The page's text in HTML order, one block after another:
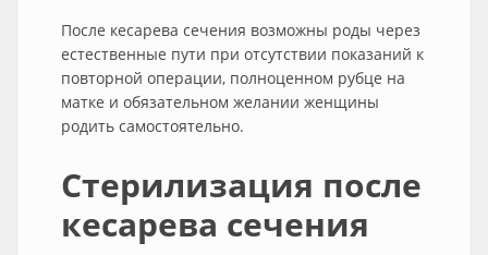
После кесарева сечения возможны роды через
естественные пути при отсутствии показаний к
повторной операции, полноценном рубце на
матке и обязательном желании женщины
родить самостоятельно.
Стерилизация после
кесарева сечения